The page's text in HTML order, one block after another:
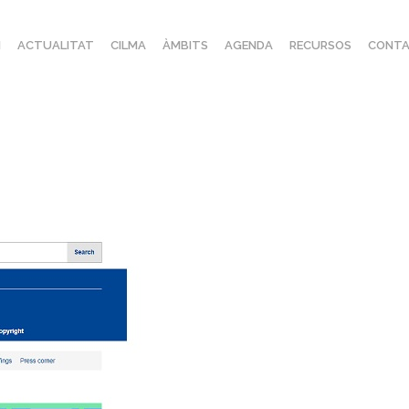
ACTUALITAT CILMA ÀMBITS AGENDA RECURSOS